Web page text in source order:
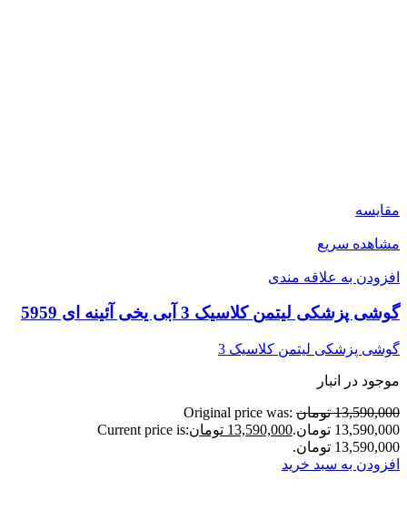
مقایسه
مشاهده سریع
افزودن به علاقه مندی
گوشی پزشکی لیتمن کلاسیک 3 آبی یخی آئینه ای 5959
گوشی پزشکی لیتمن کلاسیک 3
موجود در انبار
13,590,000 تومان
Original price was:
13,590,000 تومان.
13,590,000 تومان
Current price is:
13,590,000 تومان.
افزودن به سبد خرید